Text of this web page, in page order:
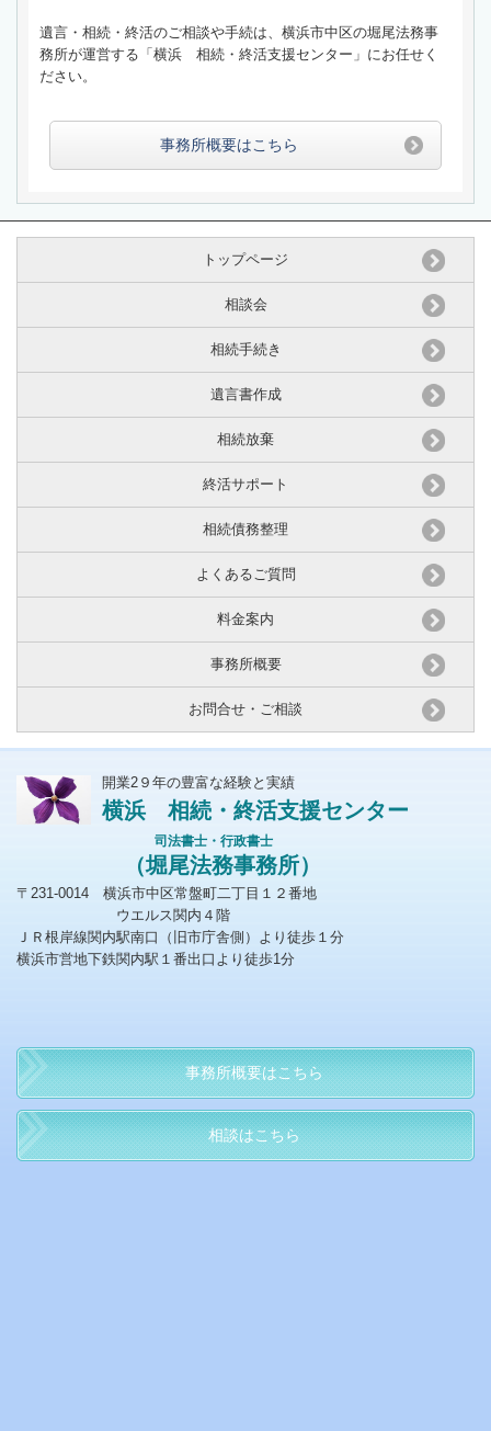
遺言・相続・終活のご相談や手続は、横浜市中区の堀尾法務事
務所が運営する「横浜 相続・終活支援センター」にお任せく
ださい。
事務所概要はこちら
トップページ
相談会
相続手続き
遺言書作成
相続放棄
終活サポート
相続債務整理
よくあるご質問
料金案内
事務所概要
お問合せ・ご相談
開業2９年の豊富な経験と実績
横浜 相続・終活支援センター
司法書士・行政書士
（堀尾法務事務所）
〒231-0014 横浜市中区常盤町二丁目１２番地
ウエルス関内４階
ＪＲ根岸線関内駅南口（旧市庁舎側）より徒歩１分
横浜市営地下鉄関内駅１番出口より徒歩1分
事務所概要はこちら
相談はこちら